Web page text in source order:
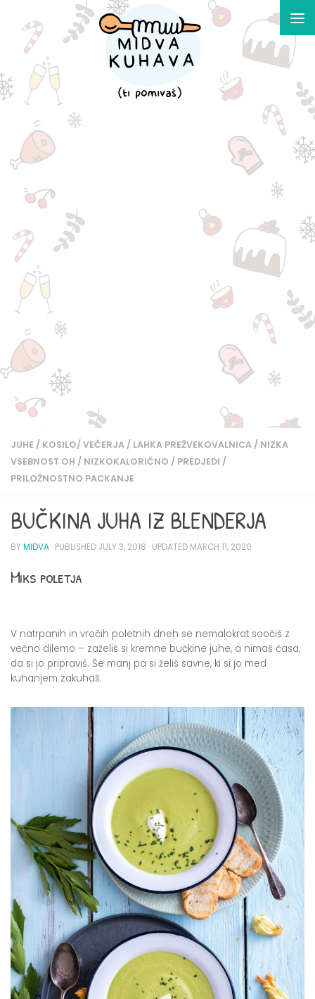
JUHE / KOSILO/ VEČERJA / LAHKA PREŽVEKOVALNICA / NIZKA
VSEBNOST OH / NIZKOKALORIČNO / PREDJEDI /
PRILOŽNOSTNO PACKANJE
BUČKINA JUHA IZ BLENDERJA
BYMIDVA · PUBLISHED JULY 3, 2018 · UPDATED MARCH 11, 2020
Miks poletja
V natrpanih in vročih poletnih dneh se nemalokrat soočiš z
večno dilemo – zaželiš si kremne bučkine juhe, a nimaš časa,
da si jo pripraviš. Še manj pa si želiš savne, ki si jo med
kuhanjem zakuhaš.